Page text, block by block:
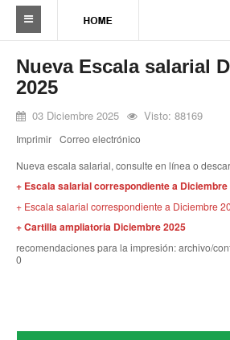
Sindicato
Reseña histórica
Autoridades
Seccionales
Ramas por actividad
Camioneros solidarios
Nueva Escala salarial
2025
03 Diciembre 2025 Visto: 88169
Imprimir Correo electrónico
Nueva escala salarial, consulte en línea o
+ Escala salarial correspondiente a Diciembre
+ Escala salarial correspondiente a Diciembre
+ Cartilla ampliatoria Diciembre 2025
recomendaciones para la impresión: archivo/
0